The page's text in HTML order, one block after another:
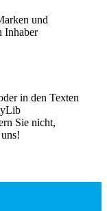
und
Inhaber
in den Texten
Sie nicht,